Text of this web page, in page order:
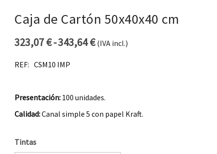
Caja de Cartón 50x40x40 cm
323,07€-343,64€
Rango de precios: desde
(IVA incl.)
REF: CSM10 IMP
Presentación: 100 unidades.
Calidad:Canal simple 5 con papel Kraft.
Tintas